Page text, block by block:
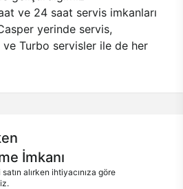
ve 24 saat servis imkanları
yerinde servis,
Turbo servisler ile de her
İmkanı
alırken ihtiyacınıza göre